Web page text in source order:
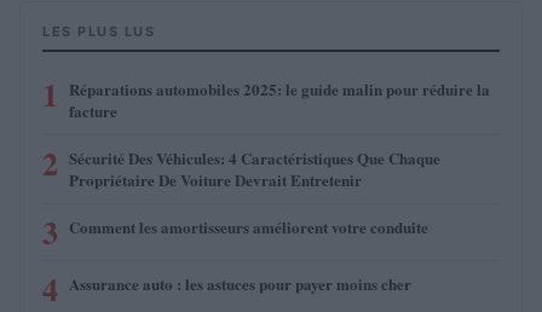
LES PLUS LUS
1
Réparations automobiles 2025: le guide malin pour réduire la
facture
2 Sécurité Des Véhicules: 4 Caractéristiques Que Chaque
Propriétaire De Voiture Devrait Entretenir
3 Comment les amortisseurs améliorent votre conduite
4 Assurance auto : les astuces pour payer moins cher